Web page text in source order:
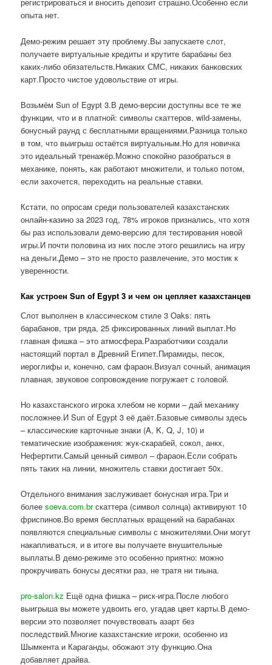
регистрироваться и вносить депозит страшно.Особенно если
опыта нет.
Демо-режим решает эту проблему.Вы запускаете слот,
получаете виртуальные кредиты и крутите барабаны без
каких-либо обязательств.Никаких СМС, никаких банковских
карт.Просто чистое удовольствие от игры.
Возьмём Sun of Egypt 3.В демо-версии доступны все те же
функции, что и в платной: символы скаттеров, wild-замены,
бонусный раунд с бесплатными вращениями.Разница только
в том, что выигрыш остаётся виртуальным.Но для новичка
это идеальный тренажёр.Можно спокойно разобраться в
механике, понять, как работают множители, и только потом,
если захочется, переходить на реальные ставки.
Кстати, по опросам среди пользователей казахстанских
онлайн-казино за 2023 год, 78% игроков признались, что хотя
бы раз использовали демо-версию для тестирования новой
игры.И почти половина из них после этого решились на игру
на деньги.Демо – это не просто развлечение, это мостик к
уверенности.
Как устроен Sun of Egypt 3 и чем он цепляет казахстанцев
Слот выполнен в классическом стиле 3 Oaks: пять
барабанов, три ряда, 25 фиксированных линий выплат.Но
главная фишка – это атмосфера.Разработчики создали
настоящий портал в Древний Египет.Пирамиды, песок,
иероглифы и, конечно, сам фараон.Визуал сочный, анимация
плавная, звуковое сопровождение погружает с головой.
Но казахстанского игрока хлебом не корми – дай механику
посложнее.И Sun of Egypt 3 её даёт.Базовые символы здесь
– классические карточные знаки (A, K, Q, J, 10) и
тематические изображения: жук-скарабей, сокол, анкх,
Нефертити.Самый ценный символ – фараон.Если собрать
пять таких на линии, множитель ставки достигает 50x.
Отдельного внимания заслуживает бонусная игра.Три и
болееsoeva.com.brскаттера (символ солнца) активируют 10
фриспинов.Во время бесплатных вращений на барабанах
появляются специальные символы с множителями.Они могут
накапливаться, и в итоге вы получаете внушительные
выплаты.В демо-режиме это особенно приятно: можно
прокручивать бонусы десятки раз, не тратя ни тиына.
pro-salon.kz Ещё одна фишка – риск-игра.После любого
выигрыша вы можете удвоить его, угадав цвет карты.В демо-
версии это позволяет почувствовать азарт без
последствий.Многие казахстанские игроки, особенно из
Шымкента и Караганды, обожают эту функцию.Она
добавляет драйва.